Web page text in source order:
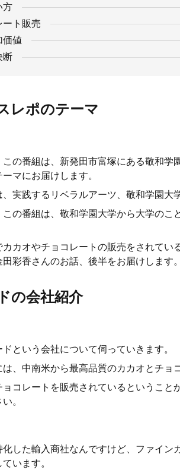
方
ト販売
価値
断
レポのテーマ
の番組は、新発田市富塚にある敬和学
マにお届けします。
実践するリベラルアーツ、敬和学園大
の番組は、敬和学園大学から大学の
カオやチョコレートの販売をされて
彩香さんのお話、後半をお届けします
の会社紹介
という会社について伺っていきます。
、中南米から最高品質のカカオとチョ
コレートを販売されているというこ
。
した輸入商社なんですけど、ファイン
います。